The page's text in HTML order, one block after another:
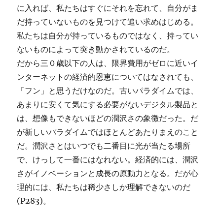
に入れば、私たちはすぐにそれを忘れて、自分がま
だ持っていないものを見つけて追い求めはじめる。
私たちは自分が持っているものではなく、持ってい
ないものによって突き動かされているのだ。
だから三０歳以下の人は、限界費用がゼロに近いイ
ンターネットの経済的恩恵についてはなされても、
「フン」と思うだけなのだ。古いパラダイムでは、
あまりに安くて気にする必要がないデジタル製品と
は、想像もできないほどの潤沢さの象徴だった。だ
が新しいパラダイムではほとんどあたりまえのこと
だ。潤沢さとはいつでも二番目に光が当たる場所
で、けっして一番にはなれない。経済的には、潤沢
さがイノベーションと成長の原動力となる。だが心
理的には、私たちは稀少さしか理解できないのだ
(P283)。